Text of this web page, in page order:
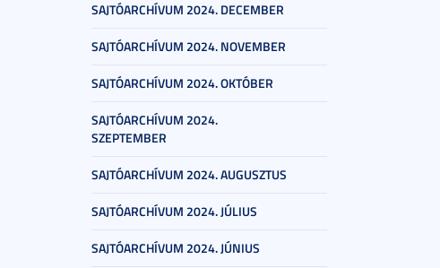
SAJTÓARCHÍVUM 2024. DECEMBER
SAJTÓARCHÍVUM 2024. NOVEMBER
SAJTÓARCHÍVUM 2024. OKTÓBER
SAJTÓARCHÍVUM 2024.
SZEPTEMBER
SAJTÓARCHÍVUM 2024. AUGUSZTUS
SAJTÓARCHÍVUM 2024. JÚLIUS
SAJTÓARCHÍVUM 2024. JÚNIUS